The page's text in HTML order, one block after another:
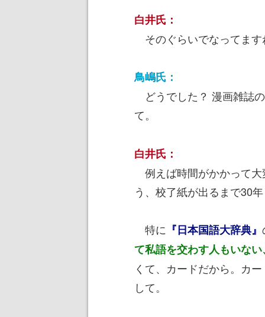
白井氏：
そのぐらいでなってます
鳥嶋氏：
どうでした？ 漫画雑誌
て。
白井氏：
例えば時間がかかって
う、校了紙が出るまで30
特に 『日本国語大辞典』
て私語を交わす人もいな
くて、カードだから。カ
して。